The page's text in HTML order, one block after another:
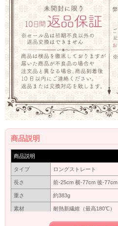
商品説明
商品説明
タイプ ロングストレート
長さ 前-25cm 横-77cm 後-77cm
重さ 約383g
素材 耐熱新繊維（最高180℃）
※型